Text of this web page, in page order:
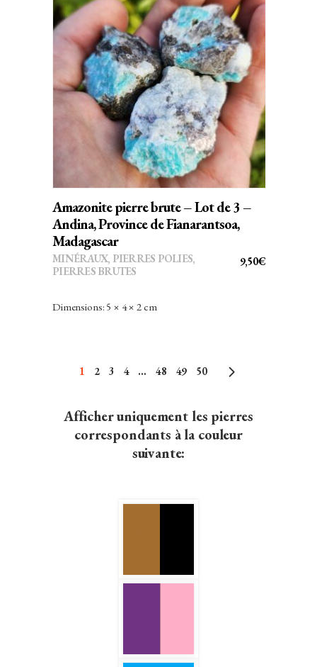
AJOUTER AU PANIER
Amazonite pierre brute – Lot de 3 –
Andina, Province de Fianarantsoa,
Madagascar
9,50€
MINÉRAUX, PIERRES POLIES,
PIERRES BRUTES
Dimensions: 5 × 4 × 2 cm
1 2 3 4 … 48 49 50
Afficher uniquement les pierres
correspondants à la couleur
suivante: